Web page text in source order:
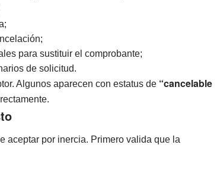
para sustituir el comprobante;
de solicitud.
Algunos aparecen con estatus de “cancelable
aceptar por inercia. Primero valida que la